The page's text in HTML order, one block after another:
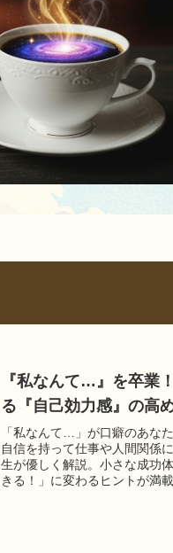
『私なんて…』を卒業
る『自己効力感』の高
「私なんて…」が口癖のあな
自信を持って仕事や人間関係
生が優しく解説。小さな成功
きる！」に変わるヒントが満載